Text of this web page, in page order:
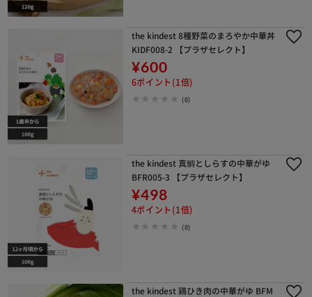
the kindest 8種野菜のまろやか中華丼
KIDF008-2 【プラザセレクト】
¥600
6ポイント(1倍)
(0)
the kindest 真鯛としらすの中華がゆ
BFR005-3 【プラザセレクト】
¥498
4ポイント(1倍)
(0)
the kindest 鶏ひき肉の中華がゆ BFM